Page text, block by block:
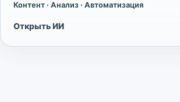
Контент · Анализ · Автоматизация
Открыть ИИ